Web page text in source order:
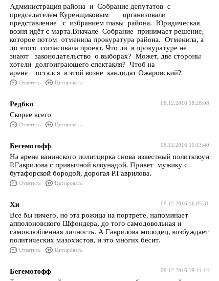
Администрация района и Собрание депутатов с
председателем Куренщиковым организовали
представление с избранием главы района. Юридическая
возня идёт с марта.Вначале Собрание принимает решение,
которое потом отменила прокуратура района. Отменила, а
до этого согласовала проект. Что ли в прокуратуре не
знают законодательство о выборах? Может, две стороны
хотели долгоиграющего спектакля? Чтоб на
арене остался в этой возне кандидат Ожаровский?
Ответить Цитировать
08.12.2016 18:28:08
Редбко
Скорее всего
Ответить Цитировать
08.12.2016 19:13:40
Бегемотофф
На арене ванинского политцирка снова известный политклоун
Р.Гаврилова с привычной клоунадой. Привет мужику с
бутафорской бородой, дорогая Р.Гаврилова.
Ответить Цитировать
09.12.2016 16:05:31
Хи
Все бы ничего, но эта рожица на портрете, напоминает
апполоновского Шфондера, до того самодовольная и
самовлюбленная личность. А Гаврилова молодец, возбуждает
политических мазохистов, и это многих бесит.
Ответить Цитировать
09.12.2016 19:41:14
Бегемотофф